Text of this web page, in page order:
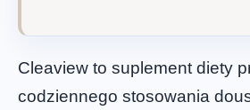
Cleaview to suplement diety
codziennego stosowania